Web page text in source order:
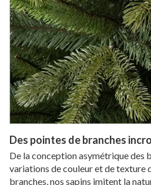
Des pointes de branches
De la conception asymétrique des
variations de couleur et de texture
branches, nos sapins imitent la